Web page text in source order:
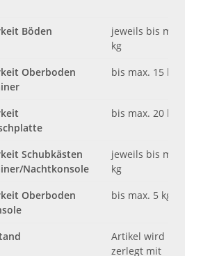
Böden
jeweils bis max. 5
kg
Oberboden
bis max. 15 kg
bis max. 20 kg
Schubkästen
Nachtkonsole
jeweils bis max. 2
kg
Oberboden
bis max. 5 kg
Artikel wird
zerlegt mit